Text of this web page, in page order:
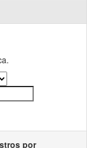
por